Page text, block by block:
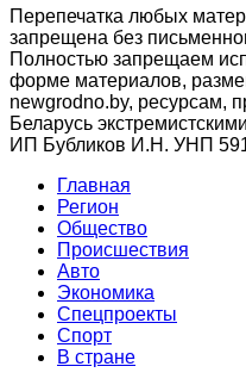
Перепечатка любых
запрещена без
Полностью запрещаем
форме материалов,
newgrodno.by, ресурсам,
Беларусь
ИП Бубликов И.Н. УНП
Главная
Регион
Общество
Происшествия
Авто
Экономика
Спецпроекты
Cпорт
В стране